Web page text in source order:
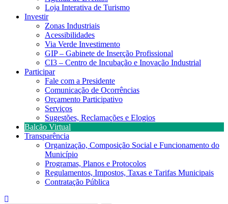
Loja Interativa de Turismo
Investir
Zonas Industriais
Acessibilidades
Via Verde Investimento
GIP – Gabinete de Inserção Profissional
CI3 – Centro de Incubação e Inovação Industrial
Participar
Fale com a Presidente
Comunicação de Ocorrências
Orçamento Participativo
Serviços
Sugestões, Reclamações e Elogios
Balcão Virtual
Transparência
Organização, Composição Social e Funcionamento do
Município
Programas, Planos e Protocolos
Regulamentos, Impostos, Taxas e Tarifas Municipais
Contratação Pública